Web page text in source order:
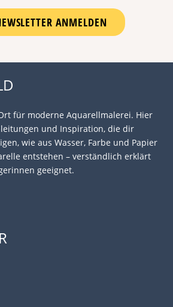
ANMELDEN
für moderne Aquarellmalerei. Hier
und Inspiration, die dir
wie aus Wasser, Farbe und Papier
entstehen – verständlich erklärt
geeignet.